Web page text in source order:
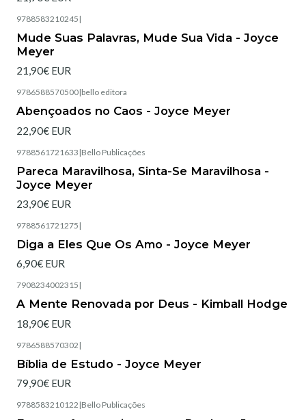
9788583210245 |
Mude Suas Palavras, Mude Sua Vida - Joyce
Meyer
21,90€ EUR
9786588570500|bello editora
Abençoados no Caos - Joyce Meyer
22,90€ EUR
9788561721633 |Bello Publicações
Pareca Maravilhosa, Sinta-Se Maravilhosa -
Joyce Meyer
23,90€ EUR
9788561721275 |
Diga a Eles Que Os Amo - Joyce Meyer
6,90€ EUR
7908234002315 |
A Mente Renovada por Deus - Kimball Hodge
18,90€ EUR
9786588570302 |
Bíblia de Estudo - Joyce Meyer
79,90€ EUR
9788583210122 |Bello Publicações